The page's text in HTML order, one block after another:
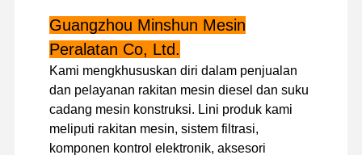
Tur Pabrik
Kontrol
Kualitas
Hubungi
Kasus
Guangzhou Minshun Mesin
Peralatan Co, Ltd.
Kami mengkhususkan diri dalam penjualan
dan pelayanan rakitan mesin diesel dan suku
cadang mesin konstruksi. Lini produk kami
meliputi rakitan mesin, sistem filtrasi,
komponen kontrol elektronik, aksesori